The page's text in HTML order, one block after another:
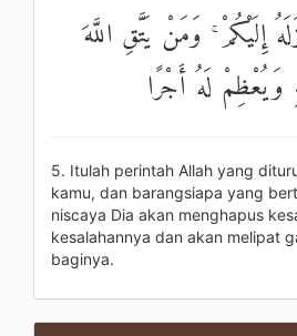
إِلَيْكُمْ ۚ وَمَنْ يَتَّقِ اللَّهَ
وَيُعْظِمْ لَهُ أَجْرًا
5. Itulah perintah Allah yang
kamu, dan barangsiapa yang
niscaya Dia akan menghapus
kesalahannya dan akan melipat
baginya.